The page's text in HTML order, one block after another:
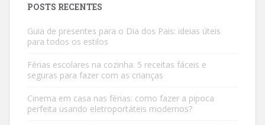
POSTS RECENTES
Guia de presentes para o Dia dos Pais: ideias úteis
para todos os estilos
Férias escolares na cozinha: 5 receitas fáceis e
seguras para fazer com as crianças
Cinema em casa nas férias: como fazer a pipoca
perfeita usando eletroportáteis modernos?